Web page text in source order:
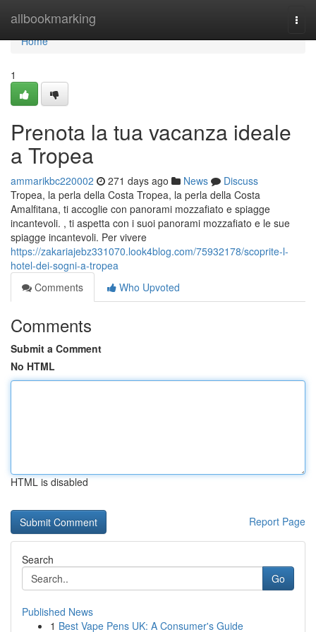
allbookmarking
Home
Home
1
Prenota la tua vacanza ideale
a Tropea
ammarikbc220002 271 days ago News
Discuss
Tropea, la perla della Costa Tropea, la perla della Costa
Amalfitana, ti accoglie con panorami mozzafiato e spiagge
incantevoli. , ti aspetta con i suoi panorami mozzafiato e le sue
spiagge incantevoli. Per vivere
https://zakariajebz331070.look4blog.com/75932178/scoprite-l-
hotel-dei-sogni-a-tropea
Comments
Who Upvoted
Comments
Submit a Comment
No HTML
HTML is disabled
Report Page
Search
Go
Published News
1 Best Vape Pens UK: A Consumer's Guide